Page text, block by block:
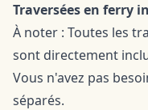
Traversées en ferry
À noter : Toutes les
sont directement
Vous n'avez pas
séparés.